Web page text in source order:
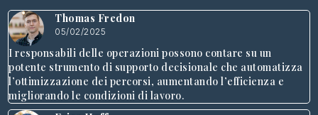
Thomas Fredon
05/02/2025
I responsabili delle operazioni possono contare su un
potente strumento di supporto decisionale che automatizza
l’ottimizzazione dei percorsi, aumentando l’efficienza e
migliorando le condizioni di lavoro.